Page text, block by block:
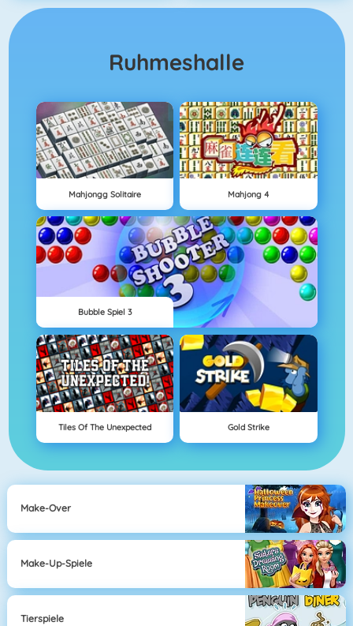
Ruhmeshalle
Mahjongg Solitaire Mahjong 4
Bubble Spiel 3
Tiles Of The Unexpected Gold Strike
Make-Over
Make-Up-Spiele
Tierspiele